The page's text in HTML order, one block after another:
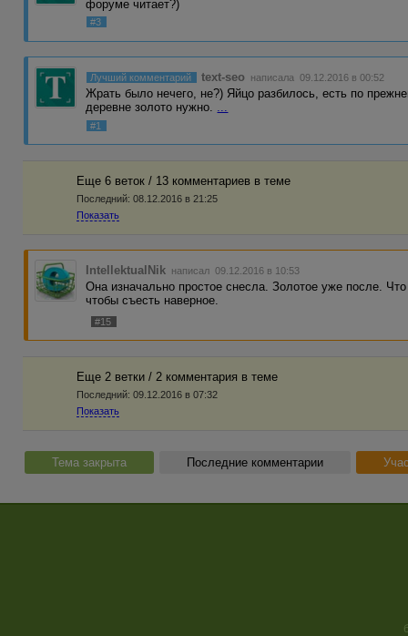
форуме читает?)
#3
Лучший комментарий text-seo написала 09.12.2016 в 00:52
Жрать было нечего, не?) Яйцо разбилось, есть по
деревне золото нужно. ...
#1
Еще 6 веток / 13 комментариев в темe
Последний: 08.12.2016 в 21:25
Показать
IntellektualNik написал 09.12.2016 в 10:53
Она изначально простое снесла. Золотое уже после.
чтобы съесть наверное.
#15
Еще 2 ветки / 2 комментария в темe
Последний: 09.12.2016 в 07:32
Показать
Тема закрыта Последние комментарии